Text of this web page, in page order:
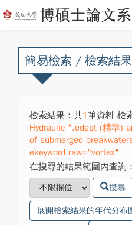
簡易檢索 / 檢索結果
檢索結果：共1筆資料 檢
Hydraulic ".edept (精準)
of submerged
ekeyword.raw="vortex"
在搜尋的結果範圍內查詢
搜尋
展開檢索結果的年代分布